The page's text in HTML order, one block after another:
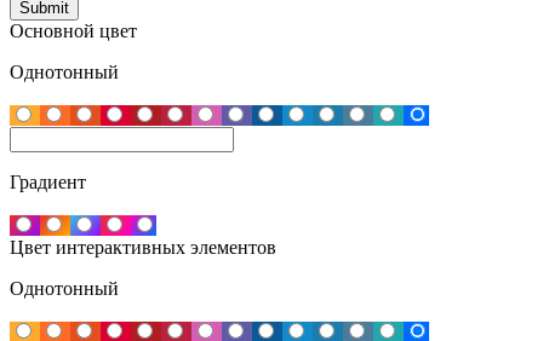
Основной цвет
Однотонный
Градиент
Цвет интерактивных элементов
Однотонный